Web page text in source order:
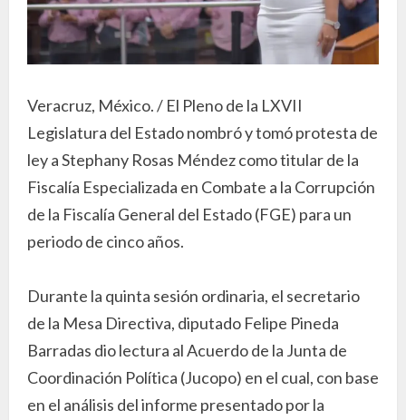
Veracruz, México. / El Pleno de la LXVII
Legislatura del Estado nombró y tomó protesta de
ley a Stephany Rosas Méndez como titular de la
Fiscalía Especializada en Combate a la Corrupción
de la Fiscalía General del Estado (FGE) para un
periodo de cinco años.
Durante la quinta sesión ordinaria, el secretario
de la Mesa Directiva, diputado Felipe Pineda
Barradas dio lectura al Acuerdo de la Junta de
Coordinación Política (Jucopo) en el cual, con base
en el análisis del informe presentado por la